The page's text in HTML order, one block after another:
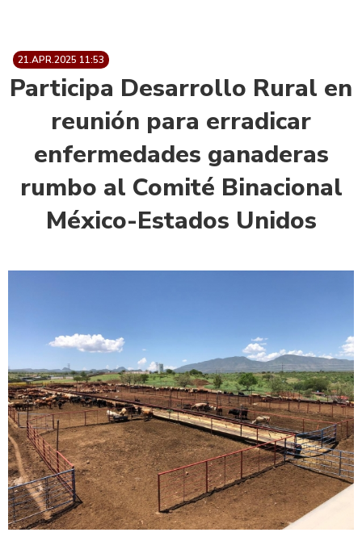
21.APR.2025 11:53
Participa Desarrollo Rural en
reunión para erradicar
enfermedades ganaderas
rumbo al Comité Binacional
México-Estados Unidos